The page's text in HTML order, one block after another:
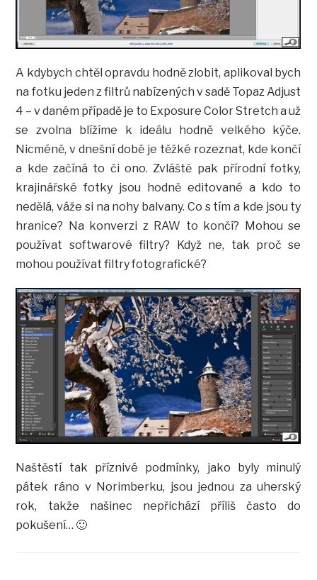
A kdybych chtěl opravdu hodně zlobit, aplikoval bych
na fotku jeden z filtrů nabízených v sadě Topaz Adjust
4 – v daném případě je to Exposure Color Stretch a už
se zvolna blížíme k ideálu hodně velkého kýče.
Nicméně, v dnešní době je těžké rozeznat, kde končí
a kde začíná to či ono. Zvláště pak přírodní fotky,
krajinářské fotky jsou hodně editované a kdo to
nedělá, váže si na nohy balvany. Co s tím a kde jsou ty
hranice? Na konverzi z RAW to končí? Mohou se
používat softwarové filtry? Když ne, tak proč se
mohou používat filtry fotografické?
Naštěstí tak příznivé podmínky, jako byly minulý
pátek ráno v Norimberku, jsou jednou za uherský
rok, takže našinec nepřichází příliš často do
pokušení… 🙂